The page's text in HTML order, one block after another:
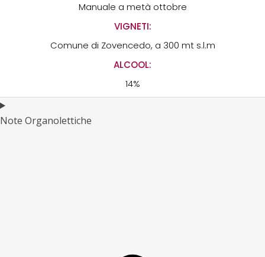
Manuale a metà ottobre
VIGNETI:
Comune di Zovencedo, a 300 mt s.l.m
ALCOOL:
14%
Note Organolettiche